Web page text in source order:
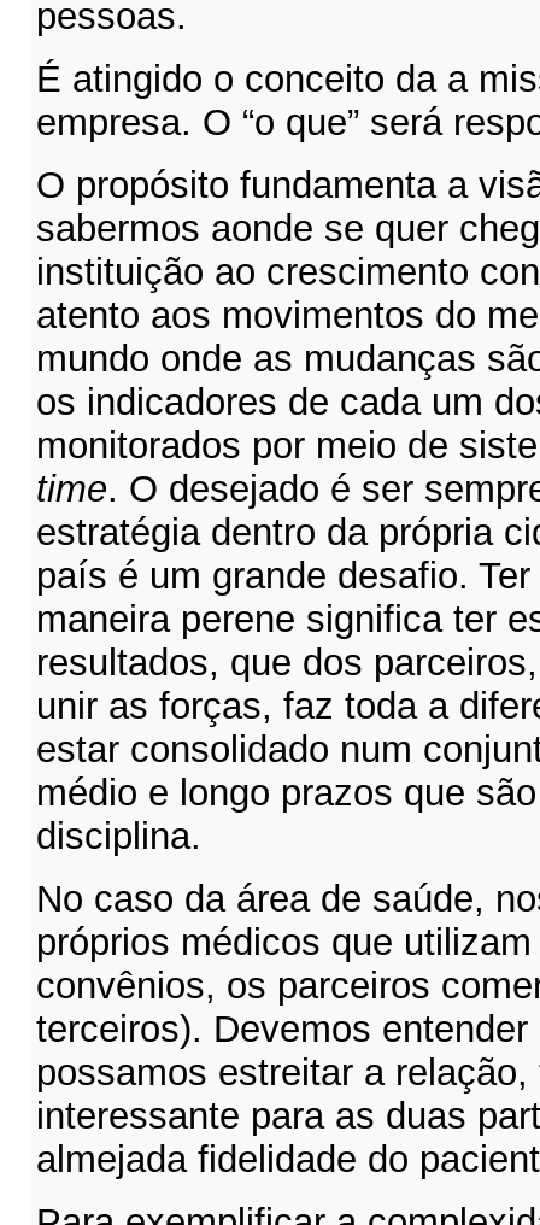
pessoas.
É atingido o conceito da a
empresa. O “o que” será
O propósito fundamenta a
sabermos aonde se quer
instituição ao crescimento
atento aos movimentos do
mundo onde as mudanças
os indicadores de cada um
monitorados por meio de
time. O desejado é ser
estratégia dentro da própria
país é um grande desafio.
maneira perene significa ter
resultados, que dos
unir as forças, faz toda a
estar consolidado num
médio e longo prazos que
disciplina.
No caso da área de saúde,
próprios médicos que
convênios, os parceiros
terceiros). Devemos
possamos estreitar a
interessante para as duas
almejada fidelidade do